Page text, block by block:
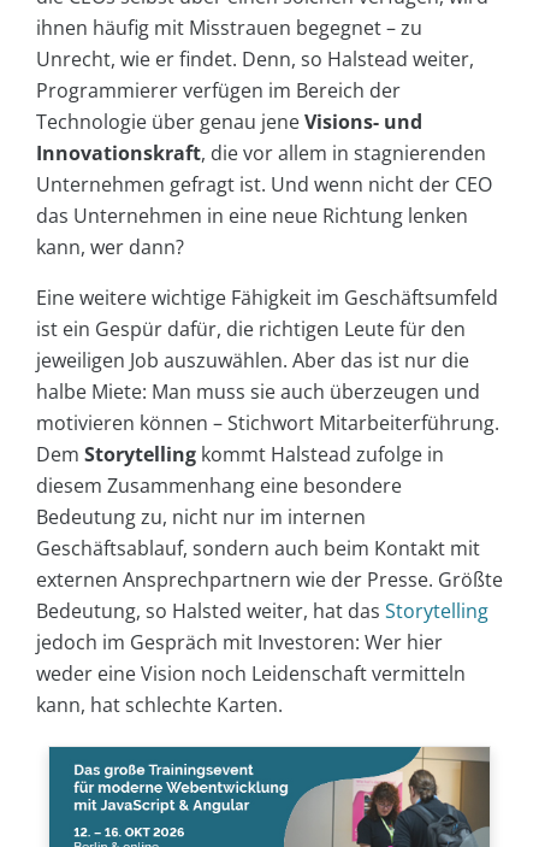
ihnen häufig mit Misstrauen begegnet – zu
Unrecht, wie er findet. Denn, so Halstead weiter,
Programmierer verfügen im Bereich der
Technologie über genau jeneVisions- und
Innovationskraft, die vor allem in stagnierenden
Unternehmen gefragt ist. Und wenn nicht der CEO
das Unternehmen in eine neue Richtung lenken
kann, wer dann?
Eine weitere wichtige Fähigkeit im Geschäftsumfeld
ist ein Gespür dafür, die richtigen Leute für den
jeweiligen Job auszuwählen. Aber das ist nur die
halbe Miete: Man muss sie auch überzeugen und
motivieren können – Stichwort Mitarbeiterführung.
Dem Storytelling kommt Halstead zufolge in
diesem Zusammenhang eine besondere
Bedeutung zu, nicht nur im internen
Geschäftsablauf, sondern auch beim Kontakt mit
externen Ansprechpartnern wie der Presse. Größte
Bedeutung, so Halsted weiter, hat das Storytelling
jedoch im Gespräch mit Investoren: Wer hier
weder eine Vision noch Leidenschaft vermitteln
kann, hat schlechte Karten.